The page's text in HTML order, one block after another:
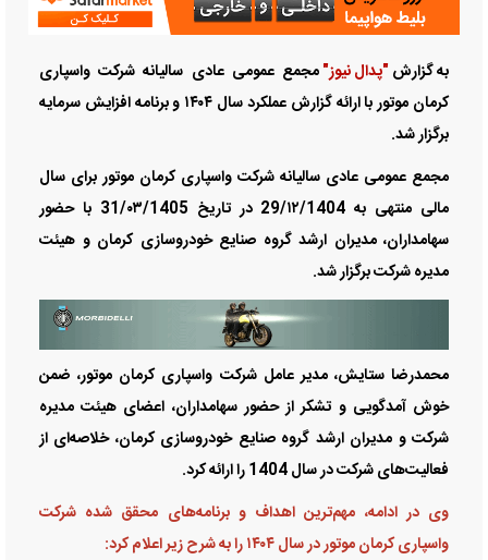
به گزارش"پدال نیوز"مجمع عمومی عادی سالیانه شرکت واسپاری
کرمان موتور با ارائه گزارش عملکرد سال ۱۴۰۴ و برنامه افزایش سرمایه
برگزار شد.
مجمع عمومی عادی سالیانه شرکت واسپاری کرمان موتور برای سال
مالی منتهی به 29/۱۲/1404 در تاریخ 31/۰۳/1405 با حضور
سهامداران، مدیران ارشد گروه صنایع خودروسازی کرمان و هیئت
مدیره شرکت برگزار شد.
محمدرضا ستایش، مدیر عامل شرکت واسپاری کرمان موتور، ضمن
خوش آمدگویی و تشکر از حضور سهامداران، اعضای هیئت مدیره
شرکت و مدیران ارشد گروه صنایع خودروسازی کرمان، خلاصه‌ای از
فعالیت‌های شرکت در سال 1404 را ارائه کرد.
وی در ادامه، مهم‌ترین اهداف و برنامه‌های محقق شده شرکت
واسپاری کرمان موتور در سال ۱۴۰۴ را به شرح زیر اعلام کرد: